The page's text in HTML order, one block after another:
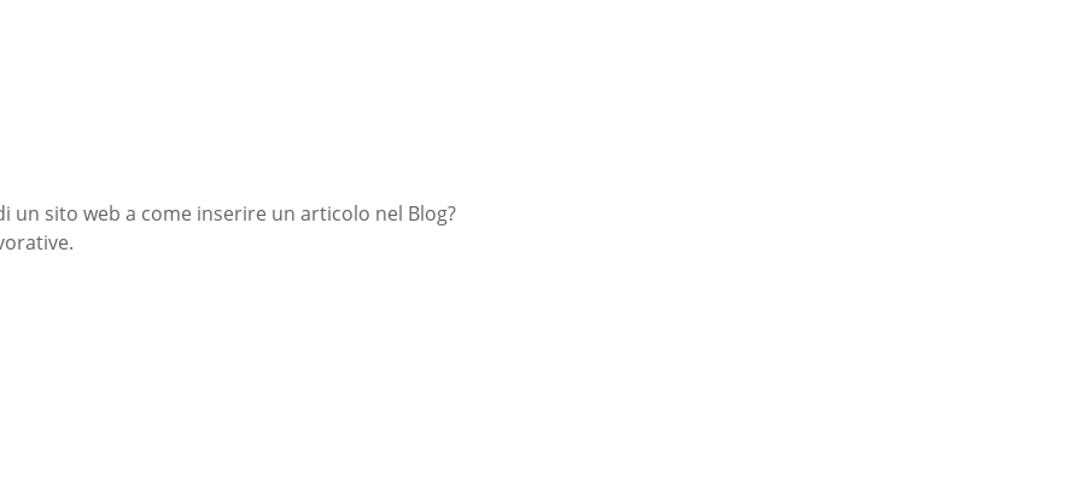
un sito web a come inserire un articolo nel Blog?